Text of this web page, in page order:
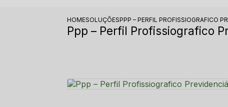
HOMESOLUÇÕESPPP – PERFIL PROFISSIOGRAFICO
Ppp – Perfil Profissiografico